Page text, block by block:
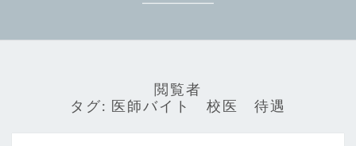
閲覧者
タグ: 医師バイト 校医 待遇